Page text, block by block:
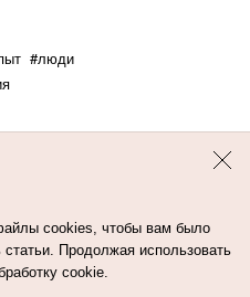
#люди
cookies, чтобы вам было
Продолжая использовать
cookie.